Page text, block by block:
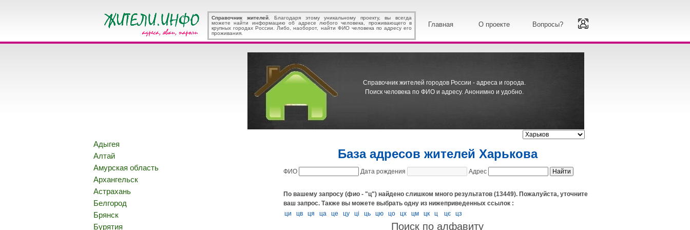
Справочник жителей. Благодаря этому уникальному проекту, вы всегда
можете найти информацию об адресе любого человека, проживающего в
крупных городах России. Либо, наоборот, найти ФИО человека по адресу его
проживания.
Главная О проекте Вопросы?
Справочник жителей городов России - адреса и города.
Поиск человека по ФИО и адресу. Анонимно и удобно.
Адыгея
Алтай
Амурская область
Архангельск
Астрахань
Белгород
Брянск
Бурятия
База адресов жителей Харькова
ФИО Дата рождения Адрес
По вашему запросу (фио - "ц") найдено слишком много результатов (13449). Пожалуйста, уточните
ваш запрос. Также вы можете выбрать одну из нижеприведенных ссылок :
ци
цв ця ца це цу ці ць цю цо цх цм цк ц цє цз
Поиск по алфавиту